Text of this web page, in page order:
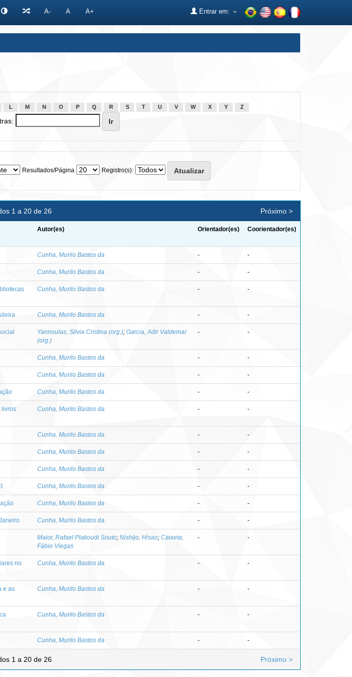
A- A A+ Entrar em:
L M N O P Q R S T U V W X Y Z
Resultados/Página Registro(s):
1 a 20 de 26 Próximo >
Autor(es) Orientador(es) Coorientador(es)
Cunha, Murilo Bastos da - -
Cunha, Murilo Bastos da - -
Cunha, Murilo Bastos da - -
Cunha, Murilo Bastos da - -
Yannoulas, Silvia Cristina (org.); Garcia, Adir Valdemar
(org.)
- -
Cunha, Murilo Bastos da - -
Cunha, Murilo Bastos da - -
Cunha, Murilo Bastos da - -
livros
Cunha, Murilo Bastos da - -
Cunha, Murilo Bastos da - -
Cunha, Murilo Bastos da - -
Cunha, Murilo Bastos da - -
Cunha, Murilo Bastos da - -
Cunha, Murilo Bastos da - -
Cunha, Murilo Bastos da - -
Maior, Rafael Plakoudi Souto; Nishijo, Hisao; Caixeta,
Fábio Viegas
- -
no
Cunha, Murilo Bastos da - -
e as
Cunha, Murilo Bastos da - -
Cunha, Murilo Bastos da - -
Cunha, Murilo Bastos da - -
1 a 20 de 26 Próximo >